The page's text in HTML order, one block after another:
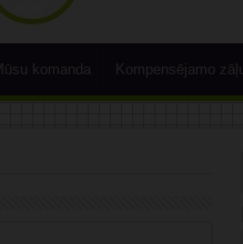
komanda Kompensējamo